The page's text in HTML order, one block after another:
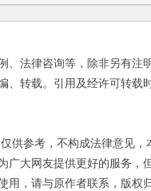
、法律咨询等，除非另有
、转载。引用及经许可转载
参考，不构成法律意见，
广大网友提供更好的服务，
，请与原作者联系，版权